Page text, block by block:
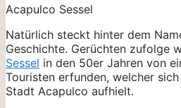
Acapulco Sessel
Natürlich steckt hinter dem
Geschichte. Gerüchten zufolge
Sessel in den 50er Jahren von
Touristen erfunden, welcher
Stadt Acapulco aufhielt.